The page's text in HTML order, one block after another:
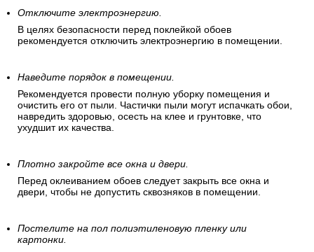
Отключите электроэнергию.
В целях безопасности перед поклейкой обоев
рекомендуется отключить электроэнергию в помещении.
Наведите порядок в помещении.
Рекомендуется провести полную уборку помещения и
очистить его от пыли. Частички пыли могут испачкать обои,
навредить здоровью, осесть на клее и грунтовке, что
ухудшит их качества.
Плотно закройте все окна и двери.
Перед оклеиванием обоев следует закрыть все окна и
двери, чтобы не допустить сквозняков в помещении.
Постелите на пол полиэтиленовую пленку или
картонки.